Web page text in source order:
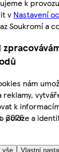
k
v Nastavení
Soukromí a
nám
reklamy,
k
poloze a
vše Vlastní
2026